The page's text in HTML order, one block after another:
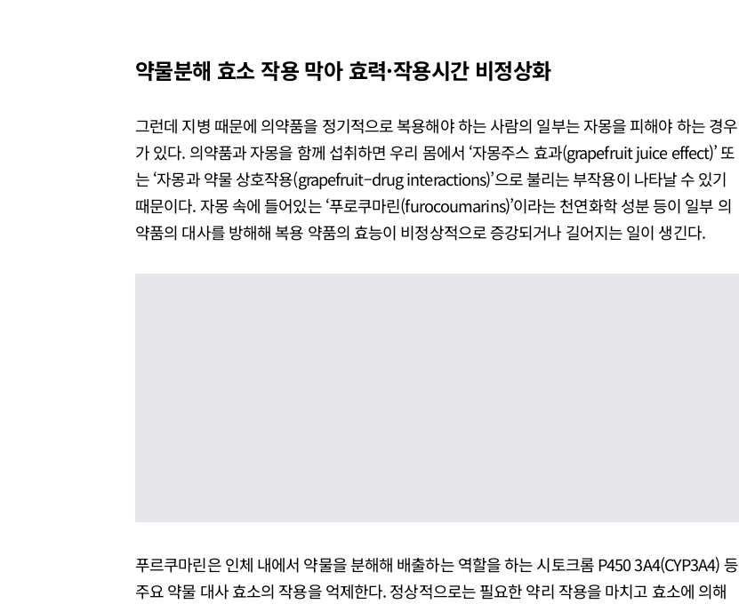
약물분해 효소 작용 막아 효력·작용시간 비정상화
그런데 지병 때문에 의약품을 정기적으로 복용해야 하는 사람의 일부는 자몽을 피해야 하는 경우
가 있다. 의약품과 자몽을 함께 섭취하면 우리 몸에서 ‘자몽주스 효과(grapefruit juice effect)’ 또
는 ‘자몽과 약물 상호작용(grapefruit–drug interactions)’으로 불리는 부작용이 나타날 수 있기
때문이다. 자몽 속에 들어있는 ‘푸로쿠마린(furocoumarins)’이라는 천연화학 성분 등이 일부 의
약품의 대사를 방해해 복용 약품의 효능이 비정상적으로 증강되거나 길어지는 일이 생긴다.
푸르쿠마린은 인체 내에서 약물을 분해해 배출하는 역할을 하는 시토크롬 P450 3A4(CYP3A4) 등
주요 약물 대사 효소의 작용을 억제한다. 정상적으로는 필요한 약리 작용을 마치고 효소에 의해